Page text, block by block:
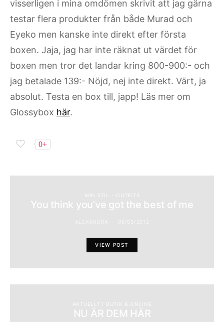
visserligen i mina omdömen skrivit att jag gärna
testar flera produkter från både Murad och
Eyeko men kanske inte direkt efter första
boxen. Jaja, jag har inte räknat ut värdet för
boxen men tror det landar kring 800-900:- och
jag betalade 139:- Nöjd, nej inte direkt. Värt, ja
absolut. Testa en box till, japp! Läs mer om
Glossybox här.
0+
MIN STIL - OUTFITS
You think you’ve got the best of me
VIEW POST
AKTUELLT I BUTIK & ONLINE
NU ÄR DEM HÄR